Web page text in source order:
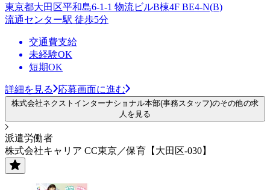
東京都大田区平和島6-1-1 物流ビルB棟4F BE4-N(B)
流通センター駅 徒歩5分
交通費支給
未経験OK
短期OK
詳細を見る 応募画面に進む
株式会社ネクストインターナショナル本部(事務スタッフ)のその他の求
人を見る
派遣労働者
株式会社キャリア CC東京／保育【大田区-030】